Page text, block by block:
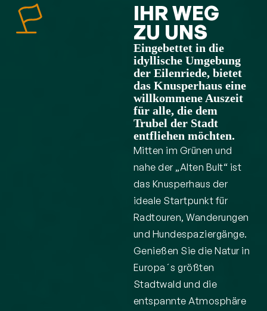
IHR WEG
ZU UNS
Eingebettet in die
idyllische Umgebung
der Eilenriede, bietet
das Knusperhaus eine
willkommene Auszeit
für alle, die dem
Trubel der Stadt
entfliehen möchten.
Mitten im Grünen und
nahe der „Alten Bult“ ist
das Knusperhaus der
ideale Startpunkt für
Radtouren, Wanderungen
und Hundespaziergänge.
Genießen Sie die Natur in
Europa´s größten
Stadtwald und die
entspannte Atmosphäre